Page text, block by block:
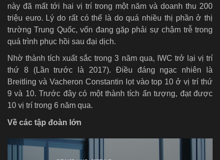
này đã mất tới hai vị trí trong một năm và doanh thu 200
triệu euro. Lý do rất có thể là do quá nhiều thị phần ở thị
trường Trung Quốc, vốn đang gặp phải sự chậm trễ trong
quá trình phục hồi sau đại dịch.
Nhờ thành tích xuất sắc trong 3 năm qua, IWC trở lại vị trí
thứ 8 (Lần trước là 2017). Điều đáng ngạc nhiên là
Breitling và Vacheron Constantin lọt vào top 10 ở vị trí thứ
9 và 10. Trước đây có một thành tích ấn tượng, đạt được
10 vị trí trong 6 năm qua.
Về các tập đoàn lớn